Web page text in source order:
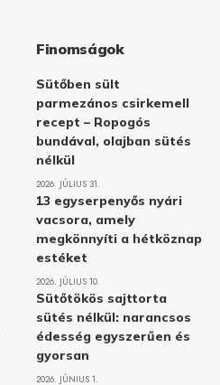
Finomságok
Sütőben sült
parmezános csirkemell
recept – Ropogós
bundával, olajban sütés
nélkül
2026. JÚLIUS 31.
13 egyserpenyős nyári
vacsora, amely
megkönnyíti a hétköznap
estéket
2026. JÚLIUS 10.
Sütőtökös sajttorta
sütés nélkül: narancsos
édesség egyszerűen és
gyorsan
2026. JÚNIUS 1.